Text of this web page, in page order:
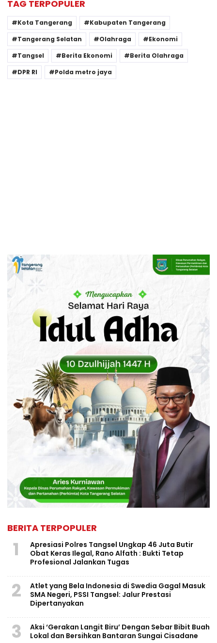
TAG TERPOPULER
Kota Tangerang
Kabupaten Tangerang
Tangerang Selatan
Olahraga
Ekonomi
Tangsel
Berita Ekonomi
Berita Olahraga
DPR RI
Polda metro jaya
BERITA TERPOPULER
1
Apresiasi Polres Tangsel Ungkap 46 Juta Butir
Obat Keras Ilegal, Rano Alfath : Bukti Tetap
Profesional Jalankan Tugas
2
Atlet yang Bela Indonesia di Swedia Gagal Masuk
SMA Negeri, PSSI Tangsel: Jalur Prestasi
Dipertanyakan
3
Aksi ‘Gerakan Langit Biru’ Dengan Sebar Bibit Buah
Lokal dan Bersihkan Bantaran Sungai Cisadane